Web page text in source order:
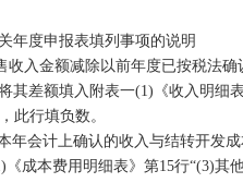
度申报表填列事项的说明
入金额减除以前年度已按税法确
其差额填入附表一(1)《收入明细
此行填负数。
会计上确认的收入与结转开发成
成本费用明细表》第15行“(3)其